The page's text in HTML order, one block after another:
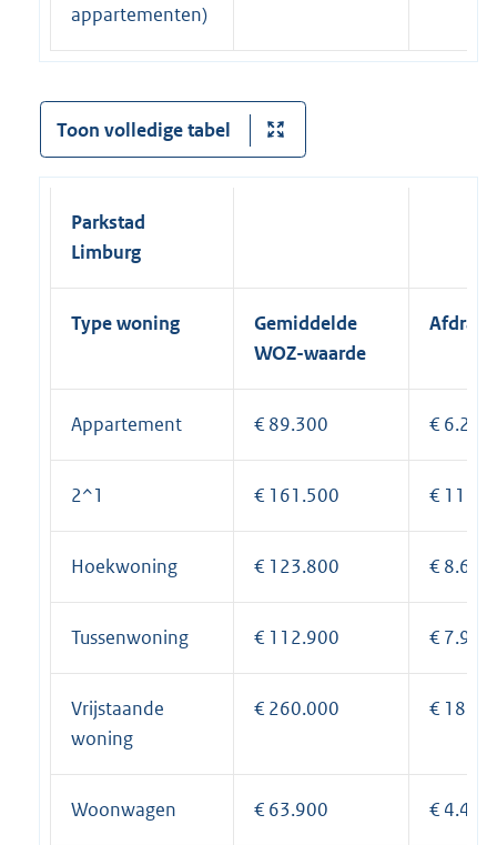
appartementen)
Toon volledige tabel
Parkstad
Limburg
Type woning
Gemiddelde
WOZ-waarde
Appartement € 89.300 € 6.251
2^1 € 161.500 €
Hoekwoning € 123.800 € 8.666
Tussenwoning € 112.900 € 7.903
Vrijstaande
woning
€ 260.000 €
Woonwagen € 63.900 € 4.473